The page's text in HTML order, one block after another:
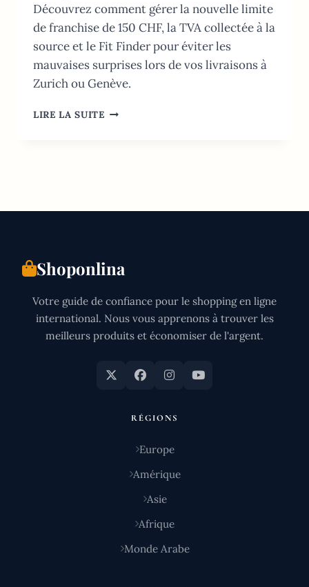
Découvrez comment gérer la nouvelle limite
de franchise de 150 CHF, la TVA collectée à la
source et le Fit Finder pour éviter les
mauvaises surprises lors de vos livraisons à
Zurich ou Genève.
LIRE LA SUITESHEIN
TAILLES
Shoponlina
Votre guide de confiance pour le shopping en ligne
international. Nous vous apprenons à trouver les
meilleurs produits et économiser de l'argent.
RÉGIONS
Europe
Amérique
Asie
Afrique
Monde Arabe